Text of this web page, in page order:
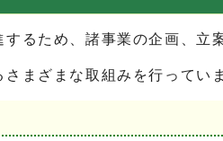
るため、諸事業の企画、立
まざまな取組みを行ってい